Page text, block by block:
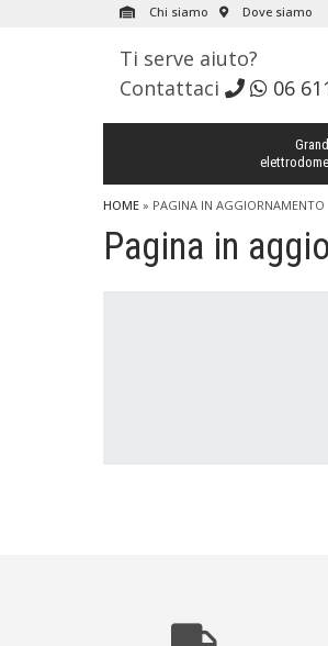
Chi siamo Dove siamo
Ti serve aiuto?
Contattaci
06
HOME» PAGINA IN AGGIORNAMENTO
Pagina in